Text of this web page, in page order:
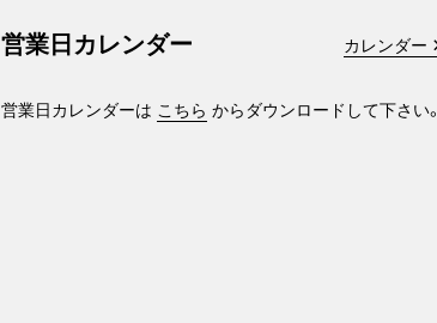
営業日カレンダー カレンダー
営業日カレンダーは こちら からダウンロードして下さい。